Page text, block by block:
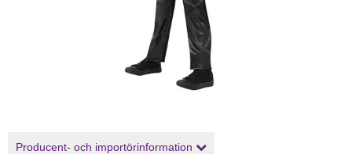
Producent- och importörinformation